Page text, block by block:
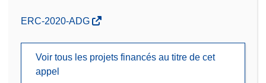
(s’ouvre
nouvelle
fenêtre)
ERC-2020-ADG
Voir tous les projets financés au titre de cet
appel